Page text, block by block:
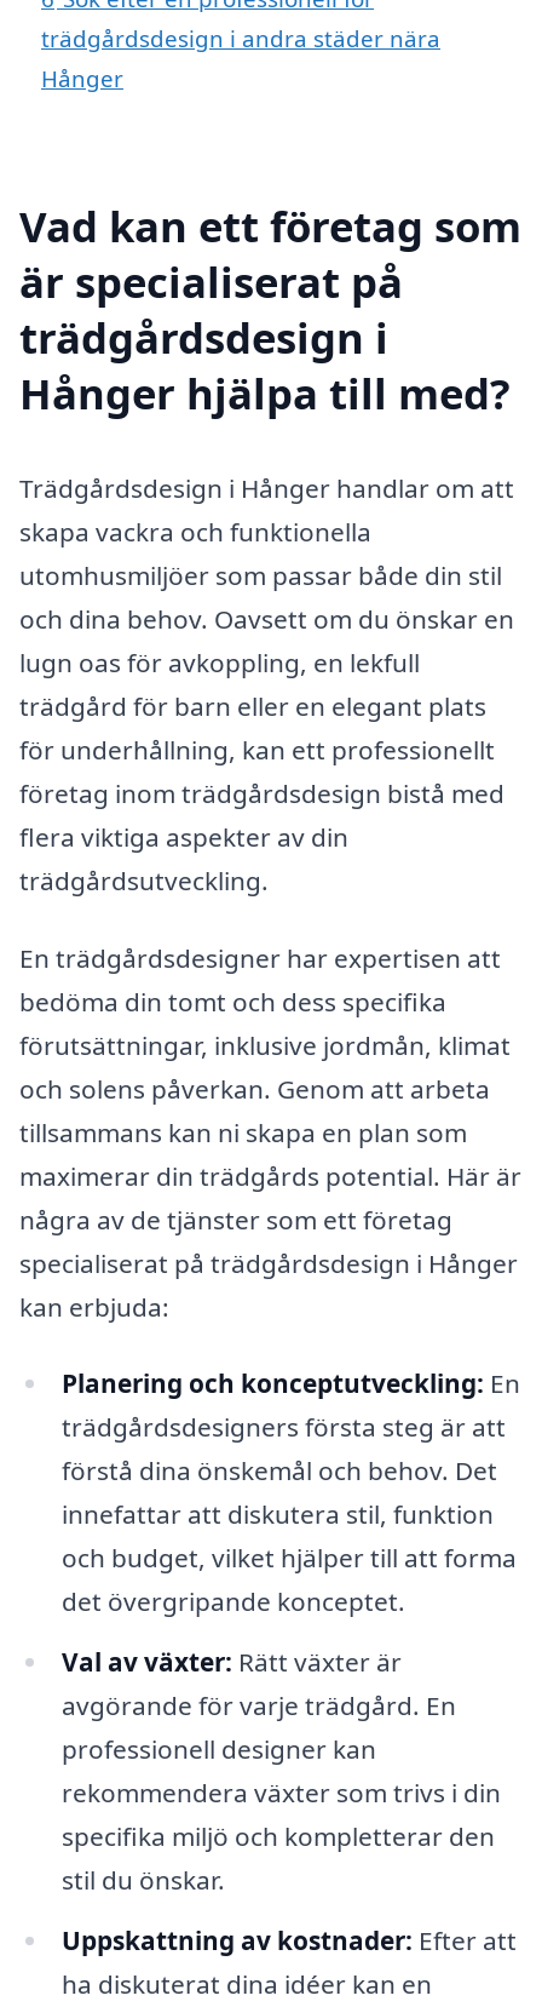
trädgårdsdesign i andra städer nära
Hånger
Vad kan ett företag som
är specialiserat på
trädgårdsdesign i
Hånger hjälpa till med?
Trädgårdsdesign i Hånger handlar om att
skapa vackra och funktionella
utomhusmiljöer som passar både din stil
och dina behov. Oavsett om du önskar en
lugn oas för avkoppling, en lekfull
trädgård för barn eller en elegant plats
för underhållning, kan ett professionellt
företag inom trädgårdsdesign bistå med
flera viktiga aspekter av din
trädgårdsutveckling.
En trädgårdsdesigner har expertisen att
bedöma din tomt och dess specifika
förutsättningar, inklusive jordmån, klimat
och solens påverkan. Genom att arbeta
tillsammans kan ni skapa en plan som
maximerar din trädgårds potential. Här är
några av de tjänster som ett företag
specialiserat på trädgårdsdesign i Hånger
kan erbjuda:
Planering och konceptutveckling: En
trädgårdsdesigners första steg är att
förstå dina önskemål och behov. Det
innefattar att diskutera stil, funktion
och budget, vilket hjälper till att forma
det övergripande konceptet.
Val av växter: Rätt växter är
avgörande för varje trädgård. En
professionell designer kan
rekommendera växter som trivs i din
specifika miljö och kompletterar den
stil du önskar.
Uppskattning av kostnader: Efter att
ha diskuterat dina idéer kan en